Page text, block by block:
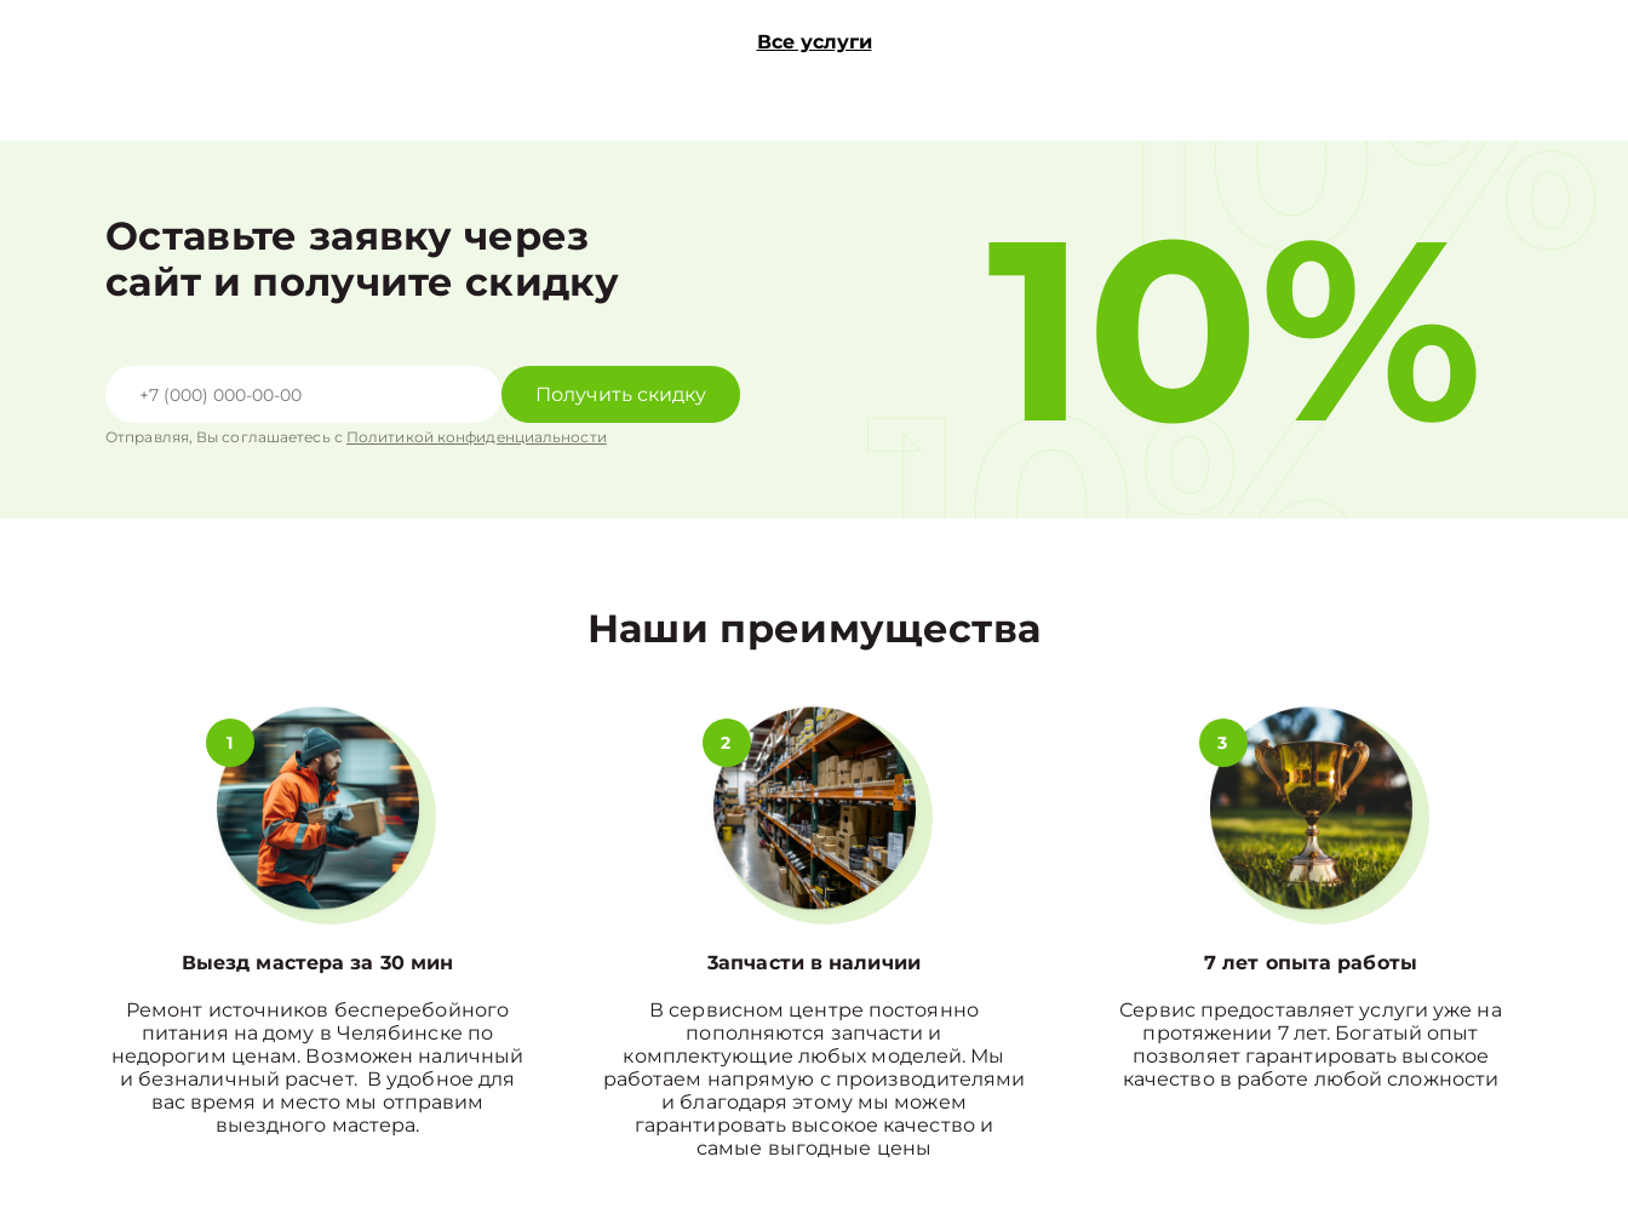
Все услуги
Оставьте заявку через
сайт и получите скидку
Получить скидку
Отправляя, Вы соглашаетесь с Политикой конфиденциальности 10%
10%
10%
Наши преимущества
1
Выезд мастера за 30 мин
Ремонт источников бесперебойного
питания на дому в Челябинске по
недорогим ценам. Возможен наличный
и безналичный расчет. В удобное для
вас время и место мы отправим
выездного мастера.
2
3апчасти в наличии
В сервисном центре постоянно
пополняются запчасти и
комплектующие любых моделей. Мы
работаем напрямую с производителями
и благодаря этому мы можем
гарантировать высокое качество и
самые выгодные цены
3
7 лет опыта работы
Сервис предоставляет услуги уже на
протяжении 7 лет. Богатый опыт
позволяет гарантировать высокое
качество в работе любой сложности